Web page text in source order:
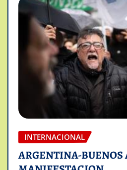
INTERNACIONAL
ARGENTINA-BUENOS